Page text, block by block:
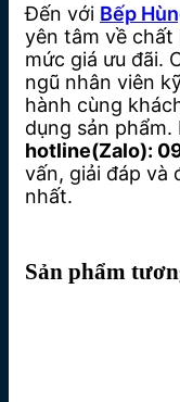
Đến với Bếp
yên tâm về chất
mức giá ưu đãi.
ngũ nhân viên
hành cùng
dụng sản
hotline(Zalo):
vấn, giải đáp và
nhất.
Sản phẩm